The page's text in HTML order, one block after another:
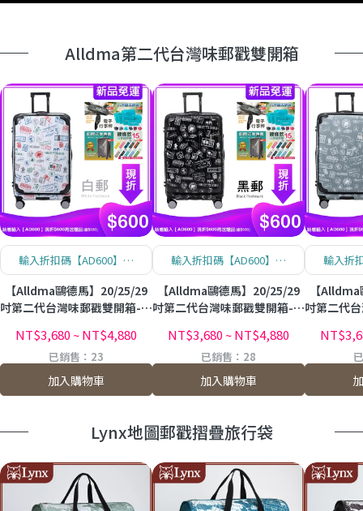
Alldma第二代台灣味郵戳雙開箱
輸入折扣碼【AD600】現
折$600！數量有限哦！
【Alldma鷗德馬】20/25/29
吋第二代台灣味郵戳雙開箱-白
NT$3,680~NT$4,880
已銷售：23
加入購物車
輸入折扣碼【AD600】現
折$600！數量有限哦！
【Alldma鷗德馬】20/25/29
吋第二代台灣味郵戳雙開箱-黑
NT$3,680~NT$4,880
已銷售：28
加入購物車
輸入折
折
【
吋第二代
Lynx地圖郵戳摺疊旅行袋